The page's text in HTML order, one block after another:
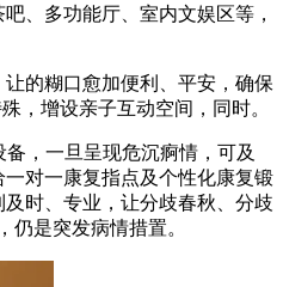
、多功能厅、室内文娱区等，
的糊口愈加便利、平安，确保
，增设亲子互动空间，同时。
，一旦呈现危沉痾情，可及
对一康复指点及个性化康复锻
时、专业，让分歧春秋、分歧
是突发病情措置。